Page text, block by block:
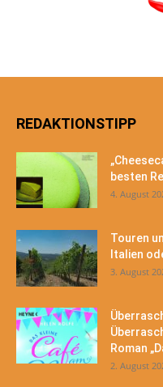
REDAKTIONSTIPP
besten
4. August
Touren
Italien
3. August
Roman
2. August